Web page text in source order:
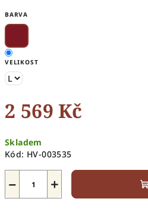
BARVA
VELIKOST
2 569 Kč
cena:
Skladem
Kód: HV-003535
+
−